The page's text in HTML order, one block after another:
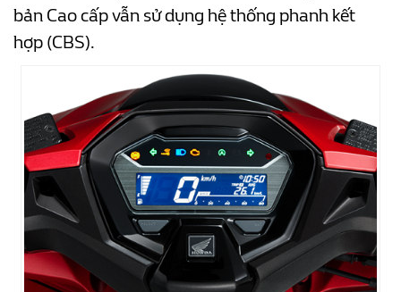
bản Cao cấp vẫn sử dụng hệ thống phanh kết
hợp (CBS).